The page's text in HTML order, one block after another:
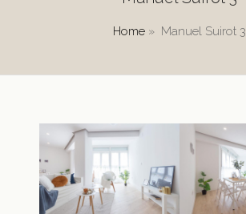
Home » Manuel Suirot 3